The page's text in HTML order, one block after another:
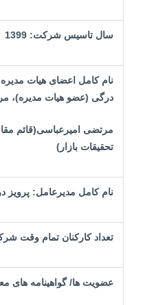
سال تاسیس شرکت: 1399
نام کامل اعضای هیات
درگی (عضو هیات مدیره)،
مرتضی امیرعباسی(قائم
تحقیقات بازار)
نام کامل مدیرعامل: پرویز
تعداد کارکنان تمام وقت
عضویت ها/ گواهینامه های